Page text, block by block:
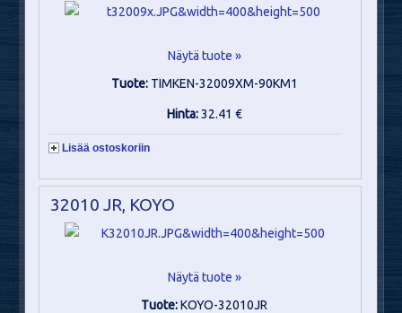
Näytä tuote »
Tuote: TIMKEN-32009XM-90KM1
Hinta:32.41 €
Lisää ostoskoriin
32010 JR, KOYO
Näytä tuote »
Tuote:KOYO-32010JR